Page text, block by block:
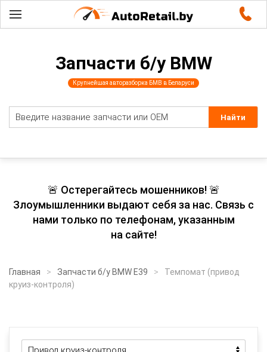
Запчасти б/у BMW
Крупнейшая авторазборка БМВ в Беларуси
🚨 Остерегайтесь мошенников! 🚨
Злоумышленники выдают себя за нас. Связь с
нами только по телефонам, указанным
на сайте!
Главная Запчасти б/у BMW E39
Темпомат (привод
круиз-контроля)